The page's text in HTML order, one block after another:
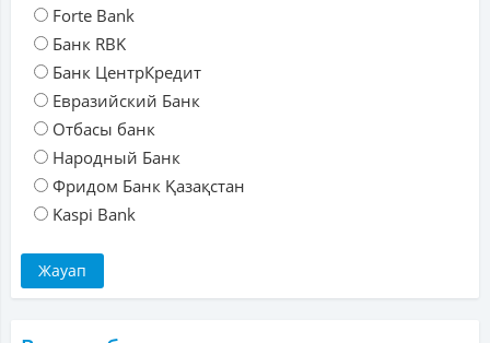
Forte Bank
Банк RBK
Банк ЦентрКредит
Евразийский Банк
Отбасы банк
Народный Банк
Фридом Банк Қазақстан
Kaspi Bank